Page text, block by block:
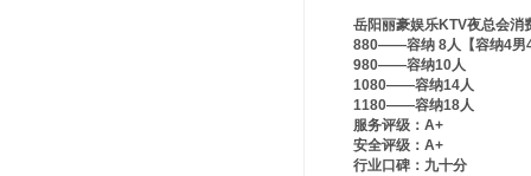
岳阳丽豪娱乐KTV夜总会消
880——容纳 8人【容纳4男
980——容纳10人
1080——容纳14人
1180——容纳18人
服务评级：A+
安全评级：A+
行业口碑：九十分